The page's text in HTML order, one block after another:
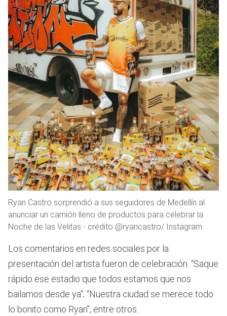
Ryan Castro sorprendió a sus seguidores de Medellín al
anunciar un camión lleno de productos para celebrar la
Noche de las Velitas - crédito @ryancastro/ Instagram
Los comentarios en redes sociales por la
presentación del artista fueron de celebración: “Saque
rápido ese estadio que todos estamos que nos
bailamos desde ya”; “Nuestra ciudad se merece todo
lo bonito como Ryan”, entre otros.